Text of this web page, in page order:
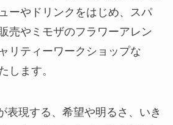
ーやドリンクをはじめ、スパ
売やミモザのフラワーアレン
リティーワークショップな
します。
表現する、希望や明るさ、いき